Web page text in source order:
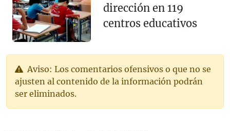
dirección en 119
centros educativos
Aviso: Los comentarios ofensivos o que no se
ajusten al contenido de la información podrán
ser eliminados.